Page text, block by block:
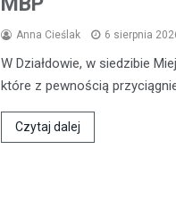
Anna Cieślak 6 sierpnia
W Działdowie, w siedzibie
które z pewnością
Czytaj dalej